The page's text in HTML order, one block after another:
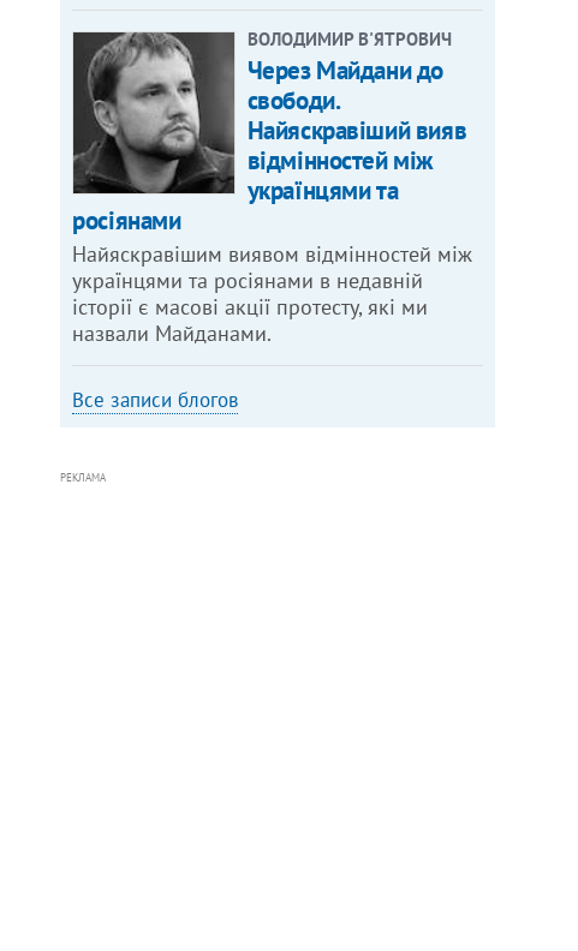
ВОЛОДИМИР В'ЯТРОВИЧ
Через Майдани до
свободи.
Найяскравіший вияв
відмінностей між
українцями та
росіянами
Найяскравішим виявом відмінностей між
українцями та росіянами в недавній
історії є масові акції протесту, які ми
назвали Майданами.
Все записи блогов
РЕКЛАМА